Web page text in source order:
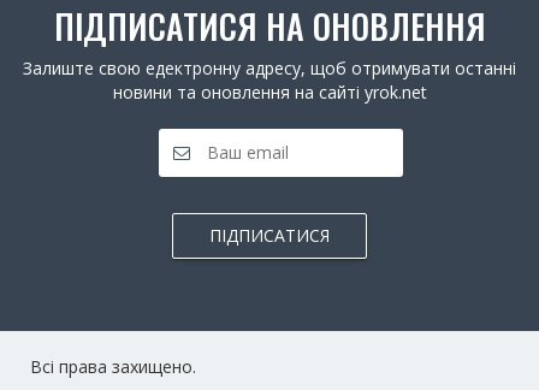
ПІДПИСАТИСЯ НА ОНОВЛЕННЯ
Залиште свою едектронну адресу, щоб отримувати останні
новини та оновлення на сайті yrok.net
ПІДПИСАТИСЯ
Всі права захищено.